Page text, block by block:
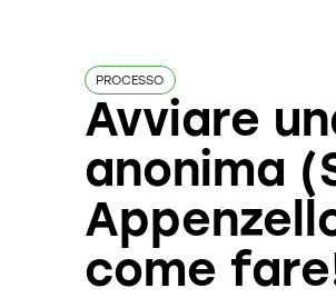
PROCESSO
Avviare
anonima
come